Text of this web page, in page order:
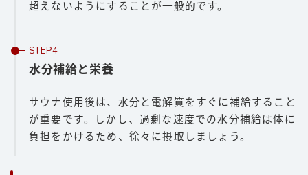
超えないようにすることが一般的です。
水分補給と栄養
サウナ使用後は、水分と電解質をすぐに補給すること
が重要です。しかし、過剰な速度での水分補給は体に
負担をかけるため、徐々に摂取しましょう。